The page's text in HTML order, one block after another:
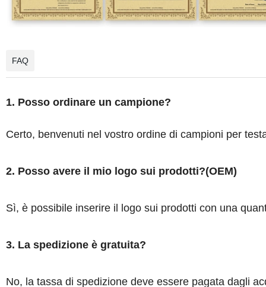
FAQ
1. Posso ordinare un campione?
Certo, benvenuti nel vostro ordine di campioni per
2. Posso avere il mio logo sui prodotti?(OEM)
Sì, è possibile inserire il logo sui prodotti con una
3. La spedizione è gratuita?
No, la tassa di spedizione deve essere pagata dagli